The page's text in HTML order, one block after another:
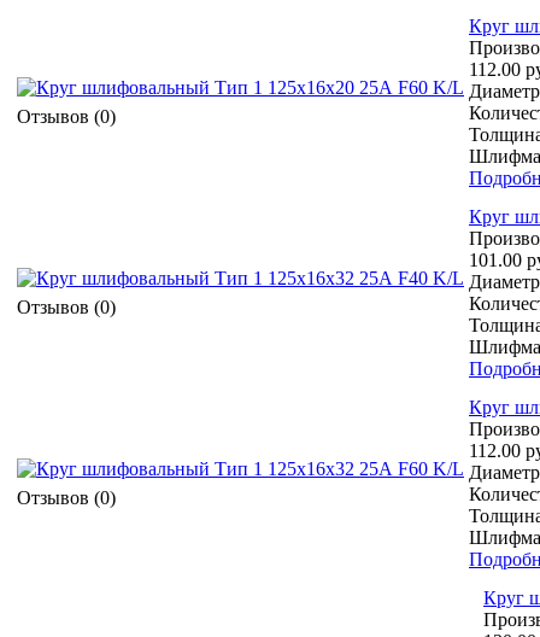
Отзывов (0)
Круг
112.00
Отзывов (0)
Круг
101.00
Отзывов (0)
Круг
112.00
Круг